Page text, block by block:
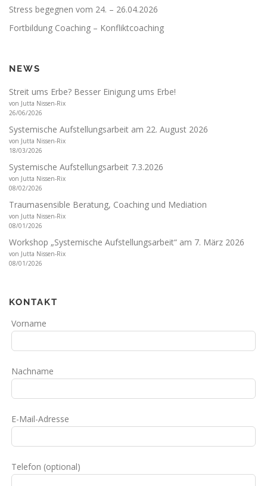
Stress begegnen vom 24. – 26.04.2026
Fortbildung Coaching – Konfliktcoaching
NEWS
Streit ums Erbe? Besser Einigung ums Erbe!
von Jutta Nissen-Rix
26/06/2026
Systemische Aufstellungsarbeit am 22. August 2026
von Jutta Nissen-Rix
18/03/2026
Systemische Aufstellungsarbeit 7.3.2026
von Jutta Nissen-Rix
08/02/2026
Traumasensible Beratung, Coaching und Mediation
von Jutta Nissen-Rix
08/01/2026
Workshop „Systemische Aufstellungsarbeit“ am 7. März 2026
von Jutta Nissen-Rix
08/01/2026
KONTAKT
Lass
dieses
Vorname
Nachname
E-Mail-Adresse
Telefon (optional)